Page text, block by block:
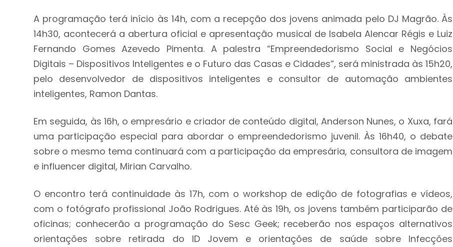
A programação terá início às 14h, com a recepção dos jovens animada pelo DJ Magrão. Às
14h30, acontecerá a abertura oficial e apresentação musical de Isabela Alencar Régis e Luiz
Fernando Gomes Azevedo Pimenta. A palestra “Empreendedorismo Social e Negócios
Digitais – Dispositivos Inteligentes e o Futuro das Casas e Cidades”, será ministrada às 15h20,
pelo desenvolvedor de dispositivos inteligentes e consultor de automação ambientes
inteligentes, Ramon Dantas.
Em seguida, às 16h, o empresário e criador de conteúdo digital, Anderson Nunes, o Xuxa, fará
uma participação especial para abordar o empreendedorismo juvenil. Às 16h40, o debate
sobre o mesmo tema continuará com a participação da empresária, consultora de imagem
e influencer digital, Mirian Carvalho.
O encontro terá continuidade às 17h, com o workshop de edição de fotografias e vídeos,
com o fotógrafo profissional João Rodrigues. Até às 19h, os jovens também participarão de
oficinas; conhecerão a programação do Sesc Geek; receberão nos espaços alternativos
orientações sobre retirada do ID Jovem e orientações de saúde sobre Infecções